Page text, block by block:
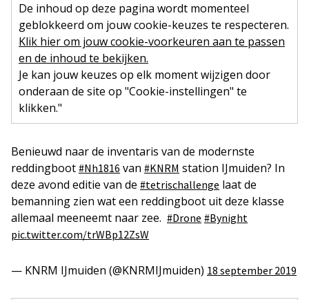
De inhoud op deze pagina wordt momenteel
geblokkeerd om jouw cookie-keuzes te respecteren.
Klik hier om jouw cookie-voorkeuren aan te passen
en de inhoud te bekijken.
Je kan jouw keuzes op elk moment wijzigen door
onderaan de site op "Cookie-instellingen" te
klikken."
Benieuwd naar de inventaris van de modernste
reddingboot #Nh1816 van #KNRM station IJmuiden? In
deze avond editie van de #tetrischallenge laat de
bemanning zien wat een reddingboot uit deze klasse
allemaal meeneemt naar zee. #Drone #Bynight
pic.twitter.com/trWBp12ZsW
— KNRM IJmuiden (@KNRMIJmuiden) 18 september 2019